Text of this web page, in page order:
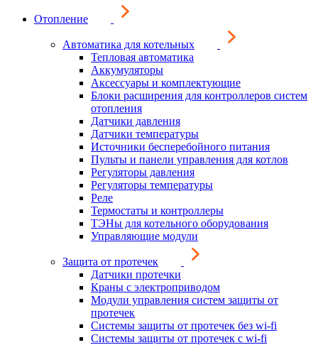
Отопление
Автоматика для котельных
Тепловая автоматика
Аккумуляторы
Аксессуары и комплектующие
Блоки расширения для контроллеров систем
отопления
Датчики давления
Датчики температуры
Источники бесперебойного питания
Пульты и панели управления для котлов
Регуляторы давления
Регуляторы температуры
Реле
Термостаты и контроллеры
ТЭНы для котельного оборудования
Управляющие модули
Защита от протечек
Датчики протечки
Краны с электроприводом
Модули управления систем защиты от
протечек
Системы защиты от протечек без wi-fi
Системы защиты от протечек с wi-fi